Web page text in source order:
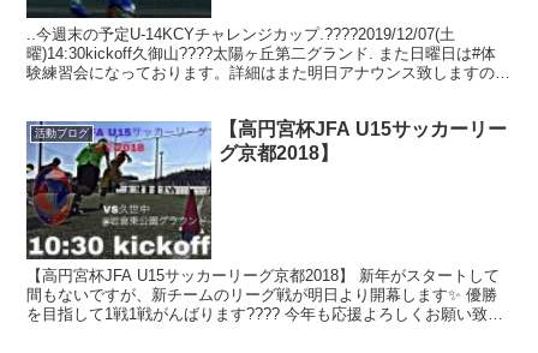
..今週末の予定U-14KCYチャレンジカップ.????2019/12/07(土
曜)14:30kickoff久御山????太陽ヶ丘第二グランド. また日曜日は#体
験練習会になっております。詳細はまた明日アナウンス致しますので
活動ブログ
【高円宮杯JFA U15サッカーリー
グ京都2018】
【高円宮杯JFA U15サッカーリーグ京都2018】 新年がスタートして
間もないですが、新チームのリーグ戦が明日より開幕します✨ 優勝
を目指して1戦1戦がんばります???? 今年も応援よろしくお願い致し